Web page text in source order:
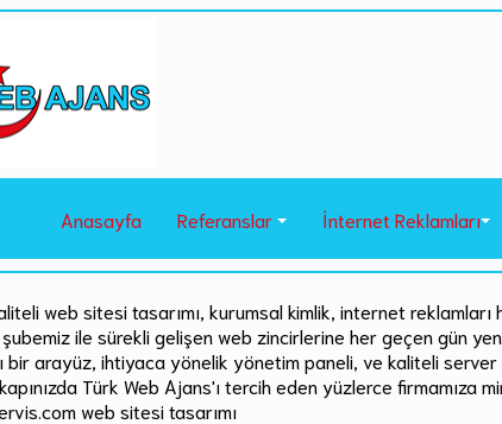
Anasayfa Referanslar İnternet Reklamları
web sitesi tasarımı, kurumsal kimlik, internet reklamları
ile sürekli gelişen web zincirlerine her geçen gün
bir arayüz, ihtiyaca yönelik yönetim paneli, ve kaliteli server
Türk Web Ajans'ı tercih eden yüzlerce firmamıza
web sitesi tasarımı